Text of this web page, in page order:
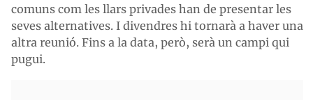
comuns com les llars privades han de presentar les
seves alternatives. I divendres hi tornarà a haver una
altra reunió. Fins a la data, però, serà un campi qui
pugui.